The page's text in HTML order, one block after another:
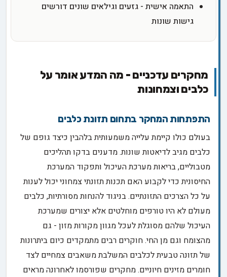
התאמה אישית - גזעים וגילאים שונים דורשים
גישות שונות
מחקרים עדכניים - מה המדע אומר על
כלבים וצמחונות
התפתחות המחקר בתחום תזונת כלבים
בעולם כולו קיימת עלייה משמעותית בלהבין כיצד גופם של
כלבים מגיב לדיאטות שונות. מדענים בדקו תהליכים
מטבוליים, בריאות מערכת העיכול ותפקוד המערכת
החיסונית כדי לקבוע האם תכנות תזונתי צמחוני יכול לענות
על כל הצרכים התזונתיים. בניגוד להנחות מסורתיות, כלבים
מעולם לא היו טורפים מוחלטים אלא יצורים שמערכת
העיכול שלהם מסוגלת לעכל מגוון מקורות מזון - גם
מהצומח וגם מן החי. חוקרים רבים מתמקדים כיום ביתרונות
של תזונה טבעית לכלבים המשלבת משאבים צמחיים לצד
חומרים מזינים חיוניים. מחקרים שפורסמו לאחרונה מראים